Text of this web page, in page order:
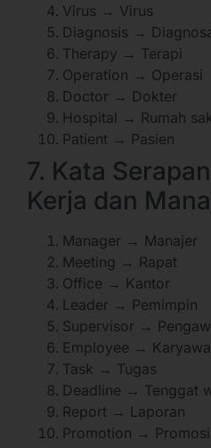
Virus → Virus
Diagnosis →
Therapy → Terapi
Operation → Operasi
Doctor → Dokter
Hospital → Rumah
Patient → Pasien
7. Kata
Kerja dan
Manager → Manajer
Meeting → Rapat
Office → Kantor
Leader → Pemimpin
Supervisor →
Employee →
Task → Tugas
Deadline → Tenggat
Report → Laporan
Promotion → Promosi